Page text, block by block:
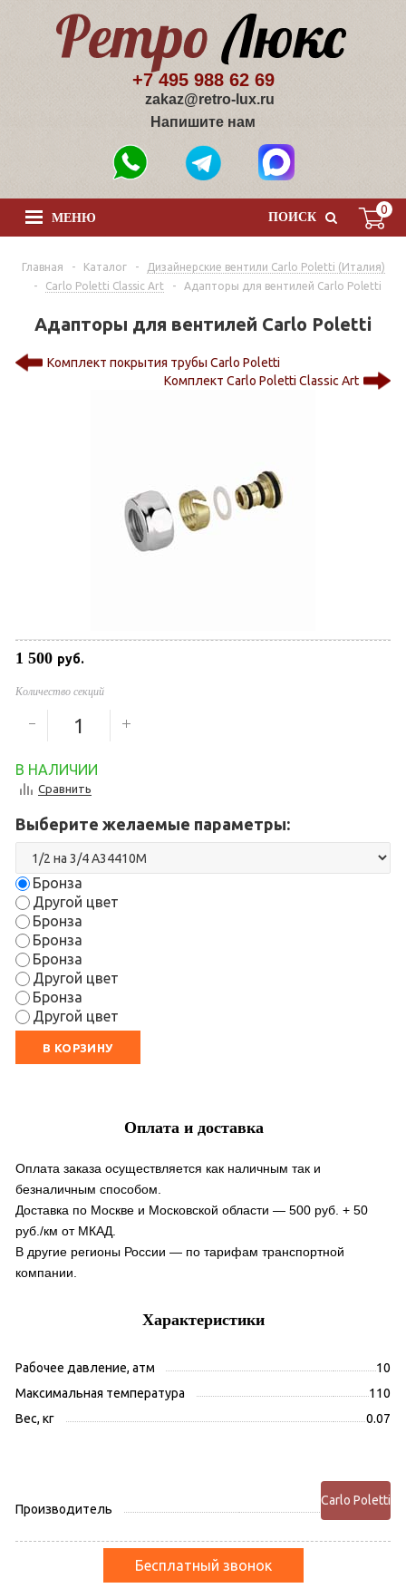
+7 495 988 62 69
zakaz@retro-lux.ru
Напишите нам
0
ПОИСК
МЕНЮ
Главная - Каталог -
Дизайнерские вентили Сarlo Poletti (Италия)
-
Carlo Poletti Classic Art - Адапторы для вентилей Carlo Poletti
Адапторы для вентилей Carlo Poletti
Комплект покрытия трубы Carlo Poletti
Комплект Carlo Poletti Classic Art
1 500 руб.
Количество секций
В НАЛИЧИИ
Сравнить
Выберите желаемые параметры:
Бронза
Другой цвет
Бронза
Бронза
Бронза
Другой цвет
Бронза
Другой цвет
В КОРЗИНУ
Оплата и доставка
Оплата заказа осуществляется как наличным так и
безналичным способом.
Доставка по Москве и Московской области — 500 руб. + 50
руб./км от МКАД.
В другие регионы России — по тарифам транспортной
компании.
Характеристики
Рабочее давление, атм
10
Максимальная температура
110
Вес, кг
0.07
Производитель
Carlo Poletti
Бесплатный звонок